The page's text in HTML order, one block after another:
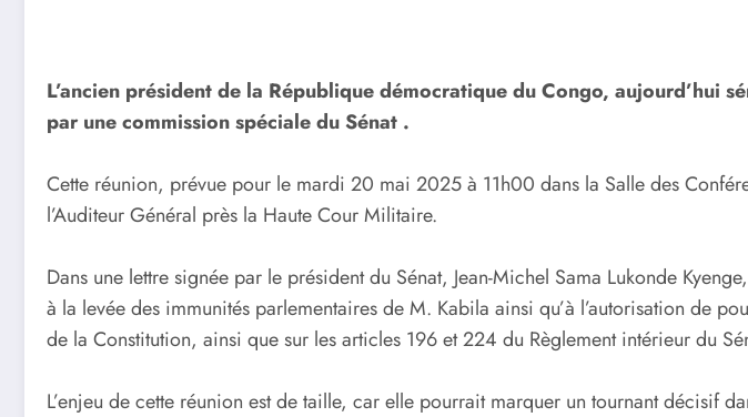
L’ancien président de la République démocratique du Congo, aujourd’hui
par une commission spéciale du Sénat .
Cette réunion, prévue pour le mardi 20 mai 2025 à 11h00 dans la Salle des
l’Auditeur Général près la Haute Cour Militaire.
Dans une lettre signée par le président du Sénat, Jean-Michel Sama Lukonde
à la levée des immunités parlementaires de M. Kabila ainsi qu’à l’autorisation de
de la Constitution, ainsi que sur les articles 196 et 224 du Règlement intérieur du
L’enjeu de cette réunion est de taille, car elle pourrait marquer un tournant décisif